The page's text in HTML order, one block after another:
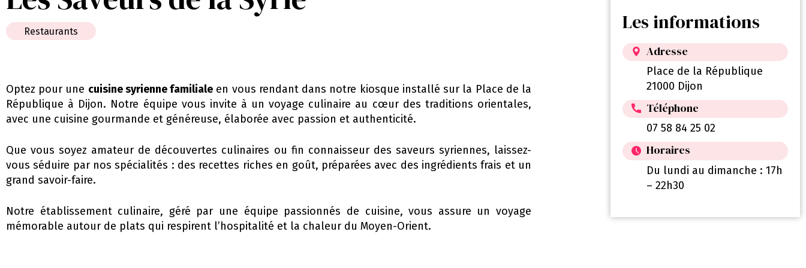
Restaurants
Optez pour une cuisine syrienne familiale en vous rendant dans notre kiosque installé sur la Place de la
République à Dijon. Notre équipe vous invite à un voyage culinaire au cœur des traditions orientales,
avec une cuisine gourmande et généreuse, élaborée avec passion et authenticité.
Que vous soyez amateur de découvertes culinaires ou fin connaisseur des saveurs syriennes, laissez-
vous séduire par nos spécialités : des recettes riches en goût, préparées avec des ingrédients frais et un
grand savoir-faire.
Notre établissement culinaire, géré par une équipe passionnés de cuisine, vous assure un voyage
mémorable autour de plats qui respirent l’hospitalité et la chaleur du Moyen-Orient.
Les informations
Adresse
Place de la République
21000 Dijon
Téléphone
07 58 84 25 02
Horaires
Du lundi au dimanche : 17h
– 22h30